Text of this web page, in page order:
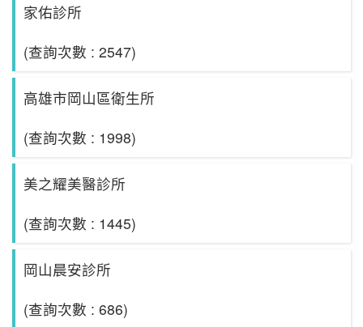
家佑診所
(查詢次數 : 2547)
高雄市岡山區衛生所
(查詢次數 : 1998)
美之耀美醫診所
(查詢次數 : 1445)
岡山晨安診所
(查詢次數 : 686)